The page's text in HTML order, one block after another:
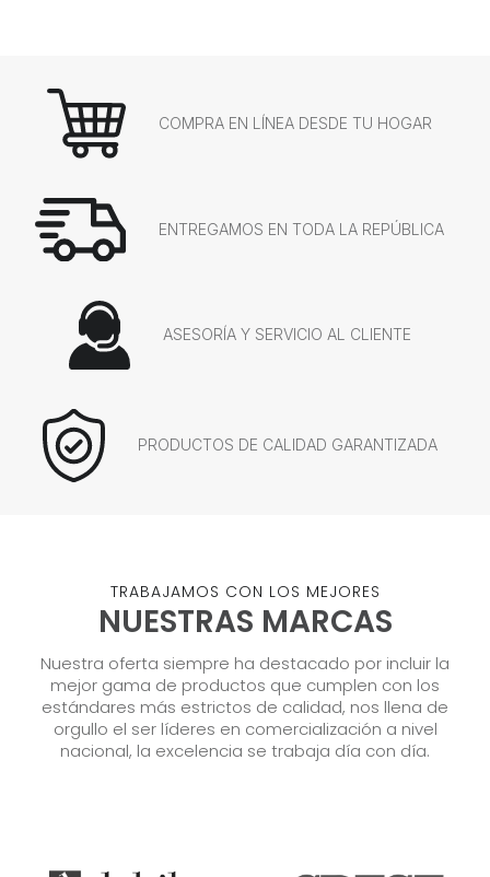
COMPRA EN LÍNEA DESDE TU HOGAR
ENTREGAMOS EN TODA LA REPÚBLICA
ASESORÍA Y SERVICIO AL CLIENTE
PRODUCTOS DE CALIDAD GARANTIZADA
TRABAJAMOS CON LOS MEJORES
NUESTRAS MARCAS
Nuestra oferta siempre ha destacado por incluir la
mejor gama de productos que cumplen con los
estándares más estrictos de calidad, nos llena de
orgullo el ser líderes en comercialización a nivel
nacional, la excelencia se trabaja día con día.